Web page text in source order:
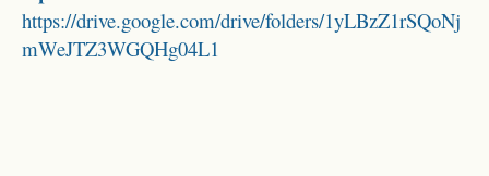
https://drive.google.com/drive/folders/1yLBzZ1rSQoNj
mWeJTZ3WGQHg04L1